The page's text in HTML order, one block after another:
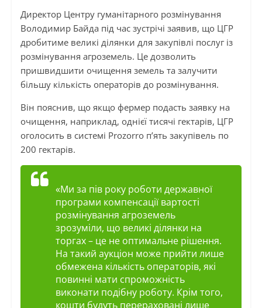
Директор Центру гуманітарного розмінування
Володимир Байда під час зустрічі заявив, що ЦГР
дробитиме великі ділянки для закупівлі послуг із
розмінування агроземель. Це дозволить
пришвидшити очищення земель та залучити
більшу кількість операторів до розмінування.
Він пояснив, що якщо фермер подасть заявку на
очищення, наприклад, однієї тисячі гектарів, ЦГР
оголосить в системі Prozorro п’ять закупівель по
200 гектарів.
«Ми за пів року роботи державної
програми компенсації вартості
розмінування агроземель
зрозуміли, що великі ділянки на
торгах – це не оптимальне рішення.
На такий аукціон може прийти лише
обмежена кількість операторів, які
повинні мати спроможність
виконати подібну роботу. Крім того,
кошти будуть перераховані лише